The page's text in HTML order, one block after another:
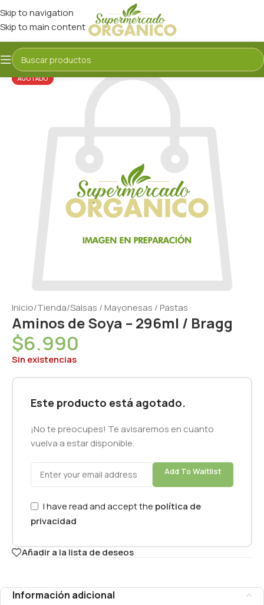
Skip to navigation
Skip to main content
AGOTADO
Inicio/Tienda/Salsas / Mayonesas / Pastas
Aminos de Soya – 296ml / Bragg
$6.990
Sin existencias
Este producto está agotado.
¡No te preocupes! Te avisaremos en cuanto
vuelva a estar disponible.
Add To Waitlist
I have read and accept the política de
privacidad
Añadir a la lista de deseos
Información adicional